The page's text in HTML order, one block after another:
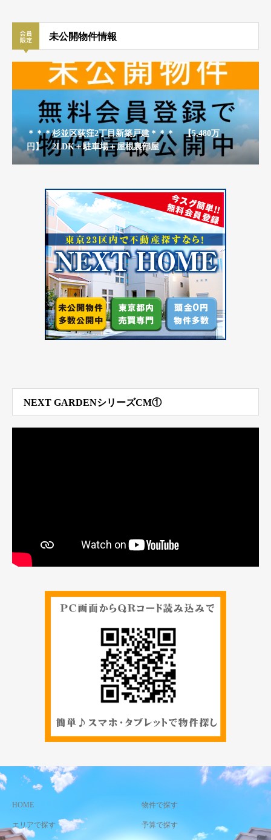
未公開物件情報
＊＊＊杉並区荻窪2丁目新築戸建＊＊＊ 【5,480万
円】 2LDK＋駐車場＋屋根裏部屋
NEXT GARDENシリーズCM①
HOME 物件で探す
エリアで探す 予算で探す